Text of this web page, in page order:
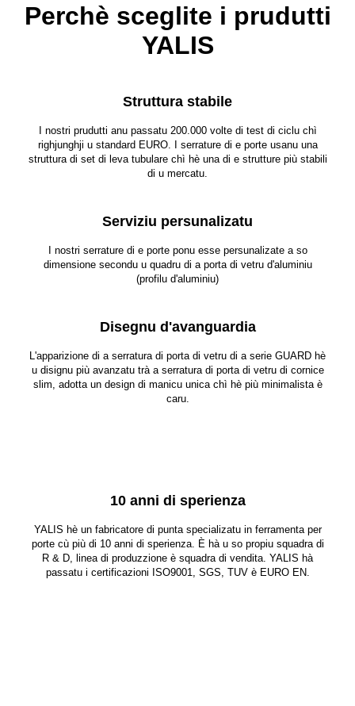
Perchè sceglite i prudutti
YALIS
Struttura stabile
I nostri prudutti anu passatu 200.000 volte di test di ciclu chì
righjunghji u standard EURO. I serrature di e porte usanu una
struttura di set di leva tubulare chì hè una di e strutture più stabili
di u mercatu.
Serviziu persunalizatu
I nostri serrature di e porte ponu esse persunalizate a so
dimensione secondu u quadru di a porta di vetru d'aluminiu
(profilu d'aluminiu)
Disegnu d'avanguardia
L'apparizione di a serratura di porta di vetru di a serie GUARD hè
u disignu più avanzatu trà a serratura di porta di vetru di cornice
slim, adotta un design di manicu unica chì hè più minimalista è
caru.
10 anni di sperienza
YALIS hè un fabricatore di punta specializatu in ferramenta per
porte cù più di 10 anni di sperienza. È hà u so propiu squadra di
R & D, linea di produzzione è squadra di vendita. YALIS hà
passatu i certificazioni ISO9001, SGS, TUV è EURO EN.